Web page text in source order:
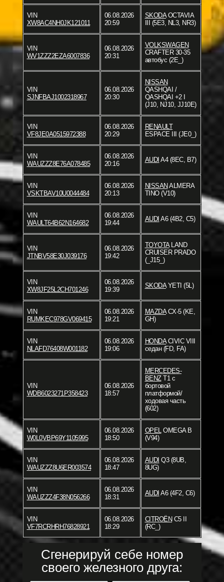
VIN
XW8AC4NH0JK121011
06.08.2026
20:59
SKODAOCTAVIA
III (5E3, NL3, NR3)
VIN
WV1ZZZ2EZA6007836
06.08.2026
20:31
VOLKSWAGEN
CRAFTER 30-35
автобус (2E_)
VIN
SJNFBAJ1002318967
06.08.2026
20:30
NISSAN
QASHQAI /
QASHQAI +2 I
(J10, NJ10, JJ10E)
VIN
VF8JE0A0515972388
06.08.2026
20:29
RENAULT
ESPACE III (JE0_)
VIN
WAUZZZ8E76A078485
06.08.2026
20:16
AUDI A4 (8EC, B7)
VIN
VSKTBAV10U0044484
06.08.2026
20:13
NISSANALMERA
TINO (V10)
VIN
WAULT64B62N164682
06.08.2026
19:44
AUDI A6 (4B2, C5)
VIN
JTNBV58E30J039176
06.08.2026
19:42
TOYOTALAND
CRUISER PRADO
(_J15_)
VIN
XW8JF25L2CH701246
06.08.2026
19:39
SKODAYETI (5L)
VIN
RUMKEC978GV069415
06.08.2026
19:21
MAZDACX-5 (KE,
GH)
VIN
NLAFD76408W001182
06.08.2026
19:06
HONDACIVIC VIII
седан (FD, FA)
VIN
WDB6023271P358423
06.08.2026
18:57
MERCEDES-
BENZT1 c
бортовой
платформой/
ходовая часть
(602)
VIN
W0L0VBP69Y1105995
06.08.2026
18:50
OPEL OMEGA B
(V94)
VIN
WAUZZZ8U6ER003574
06.08.2026
18:47
AUDI Q3 (8UB,
8UG)
VIN
WAUZZZ4F38N056266
06.08.2026
18:31
AUDI A6 (4F2, C6)
VIN
VF7RCRHRH76828921
06.08.2026
18:29
CITROËNC5 II
(RC_)
Сгенерируй себе номер
своего железного друга: